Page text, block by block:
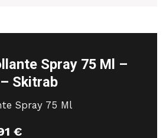
Spray 75 Ml –
Skitrab
Spray 75 Ml
€Il